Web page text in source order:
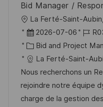
ö
f
f
e
n
t
l
i
Bid Manager /
O
r
t
La Ferté-Saint-
D
a
t
u
m
d
2026-07-06
J
o
b
-
I
D
K
a
t
e
g
Bid and Project
La Ferté-Saint-
Nous recherchons un
rejoindre notre équipe
charge de la gestion